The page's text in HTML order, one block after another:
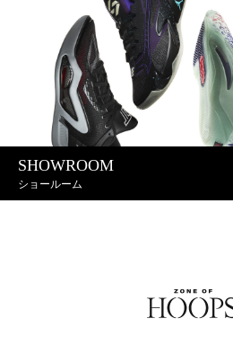
SHOWROOM
ショールーム